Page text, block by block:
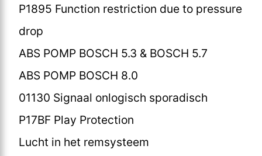
P1895 Function restriction due to pressure
drop
ABS POMP BOSCH 5.3 & BOSCH 5.7
ABS POMP BOSCH 8.0
01130 Signaal onlogisch sporadisch
P17BF Play Protection
Lucht in het remsysteem